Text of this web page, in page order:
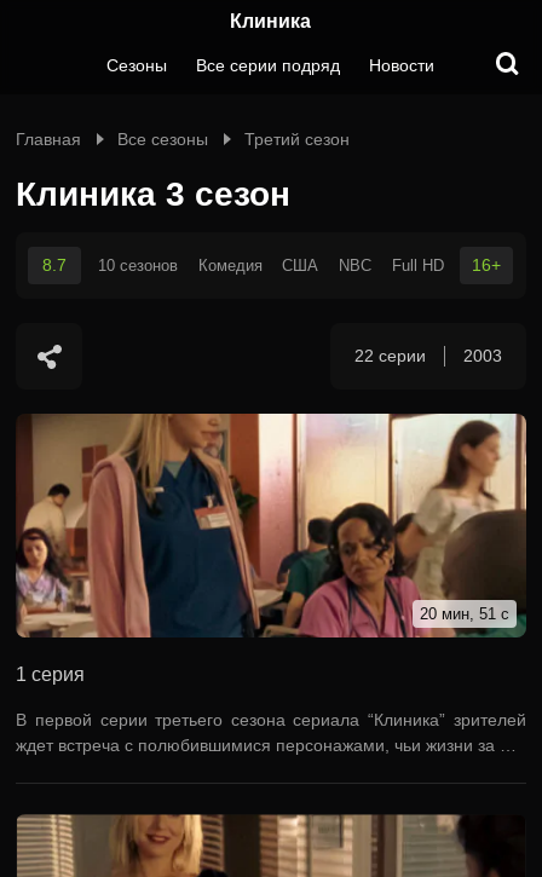
Клиника
Сезоны Все серии подряд Новости
Главная Все сезоны Третий сезон
Клиника 3 сезон
8.7 10 сезонов Комедия США NBC Full HD 16+
22 серии 2003
20 мин, 51 с
1 серия
В первой серии третьего сезона сериала “Клиника” зрителей
ждет встреча с полюбившимися персонажами, чьи жизни за …